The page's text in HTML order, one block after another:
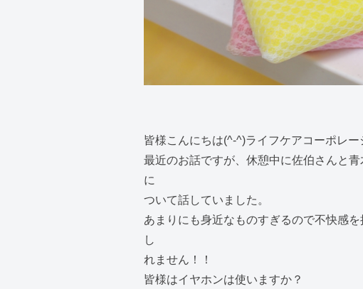
皆様こんにちは(^-^)ライフケアコーポレー
最近のお話ですが、休憩中に佐伯さんと
に
ついて話していました。
あまりにも身近なものすぎるので不快感
し
れません！！
皆様はイヤホンは使いますか？